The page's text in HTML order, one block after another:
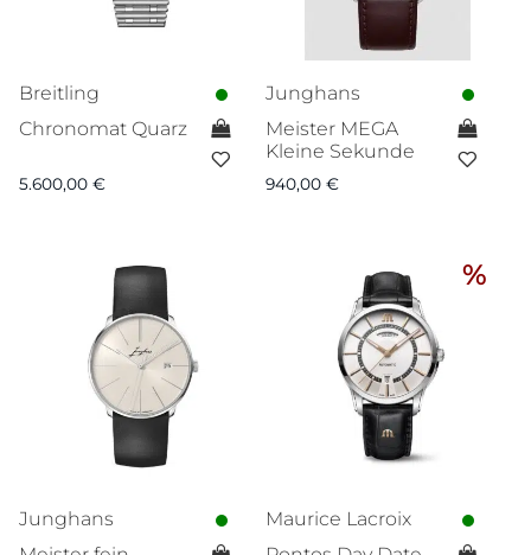
Breitling
Chronomat Quarz
5.600,00 €
Junghans
Meister MEGA
Kleine Sekunde
940,00 €
Junghans
%
Maurice Lacroix